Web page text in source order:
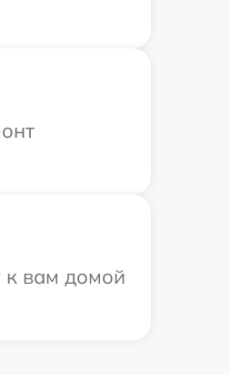
к вам домой